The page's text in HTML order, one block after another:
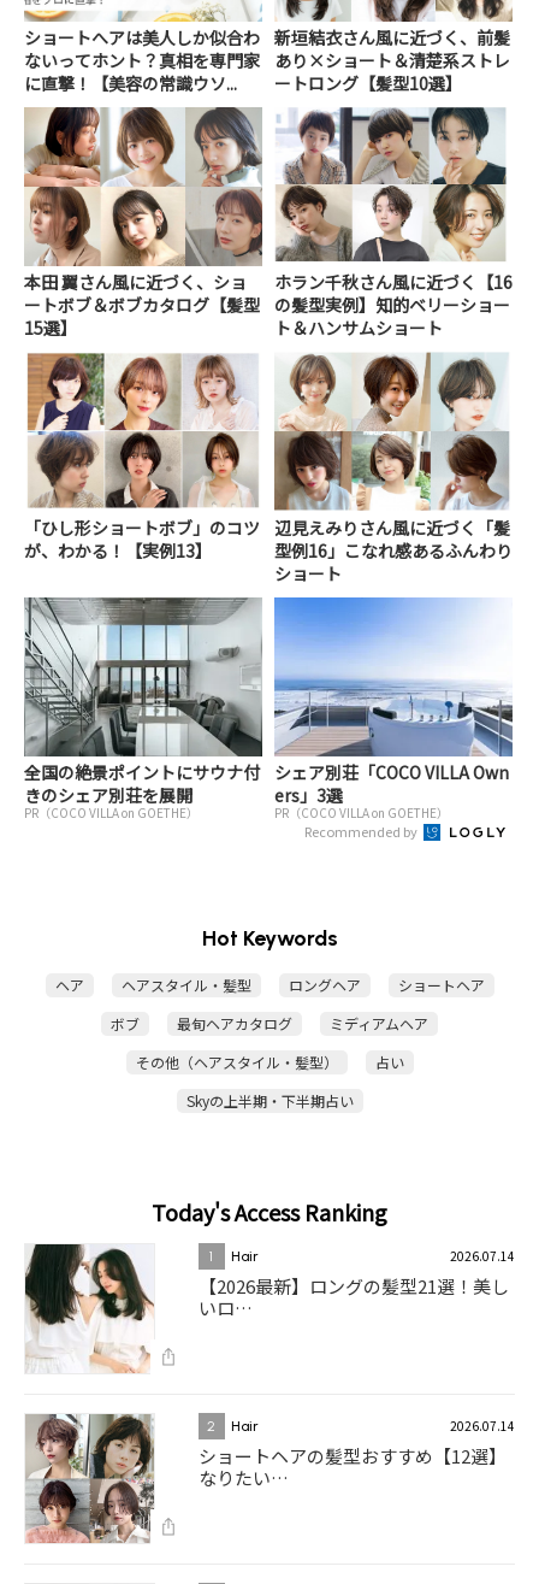
ショートへアは美人しか似合わ
ないってホント？真相を専門家
に直撃！【美容の常識ウソ...
新垣結衣さん風に近づく、前髪
あり×ショート＆清楚系ストレ
ートロング【髪型10選】
本田 翼さん風に近づく、ショ
ートボブ＆ボブカタログ【髪型
15選】
ホラン千秋さん風に近づく【16
の髪型実例】知的ベリーショー
ト＆ハンサムショート
「ひし形ショートボブ」のコツ
が、わかる！【実例13】
辺見えみりさん風に近づく「髪
型例16」こなれ感あるふんわり
ショート
全国の絶景ポイントにサウナ付
きのシェア別荘を展開
PR（COCO VILLA on GOETHE）
シェア別荘「COCO VILLA Own
ers」3選
PR（COCO VILLA on GOETHE）
Recommended by
Hot Keywords
ヘア ヘアスタイル・髪型 ロングヘア
ショートヘア
ボブ
最旬ヘアカタログ
ミディアムヘア
その他（ヘアスタイル・髪型）
占い
Skyの上半期・下半期占い
Today's Access Ranking
1 Hair 2026.07.14
【2026最新】ロングの髪型21選！美し
いロ…
2 Hair 2026.07.14
ショートヘアの髪型おすすめ【12選】
なりたい…